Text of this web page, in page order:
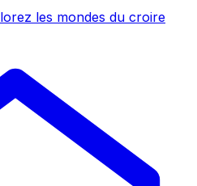
les mondes du croire